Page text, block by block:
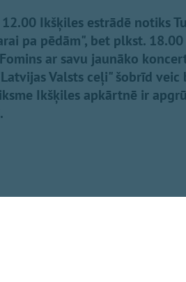
Ikšķiles estrādē notiks
pa pēdām", bet plkst.
ar savu jaunāko
Valsts ceļi" šobrīd
Ikšķiles apkārtnē ir